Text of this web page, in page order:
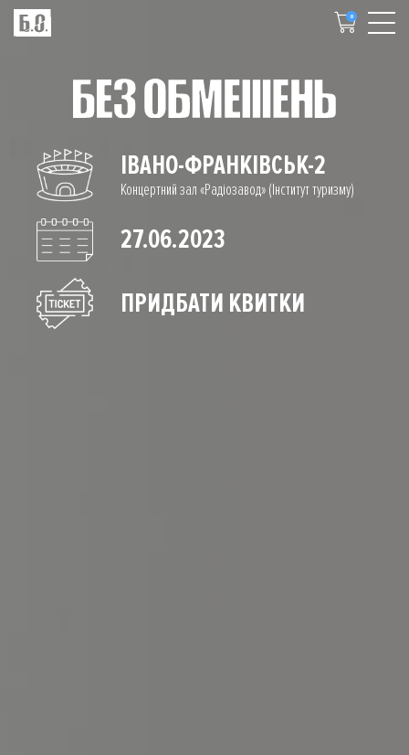
0
ІВАНО-ФРАНКІВСЬК-2
Концертний зал «Радіозавод» (Інститут туризму)
27.06.2023
ПРИДБАТИ КВИТКИ